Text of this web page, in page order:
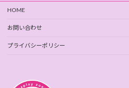
HOME
お問い合わせ
プライバシーポリシー